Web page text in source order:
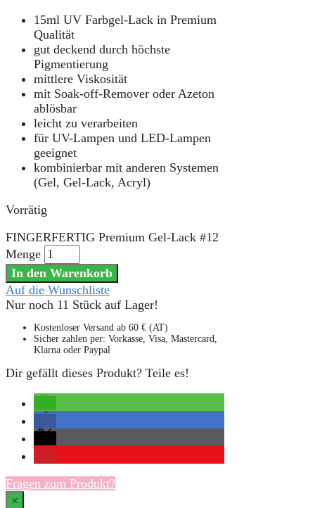
15ml UV Farbgel-Lack in Premium
Qualität
gut deckend durch höchste
Pigmentierung
mittlere Viskosität
mit Soak-off-Remover oder Azeton
ablösbar
leicht zu verarbeiten
für UV-Lampen und LED-Lampen
geeignet
kombinierbar mit anderen Systemen
(Gel, Gel-Lack, Acryl)
Vorrätig
FINGERFERTIG Premium Gel-Lack #12
Menge
In den Warenkorb
Auf die Wunschliste
Nur noch 11 Stück auf Lager!
Kostenloser Versand ab 60 € (AT)
Sicher zahlen per: Vorkasse, Visa, Mastercard,
Klarna oder Paypal
Dir gefällt dieses Produkt? Teile es!
Fragen zum Produkt?
×